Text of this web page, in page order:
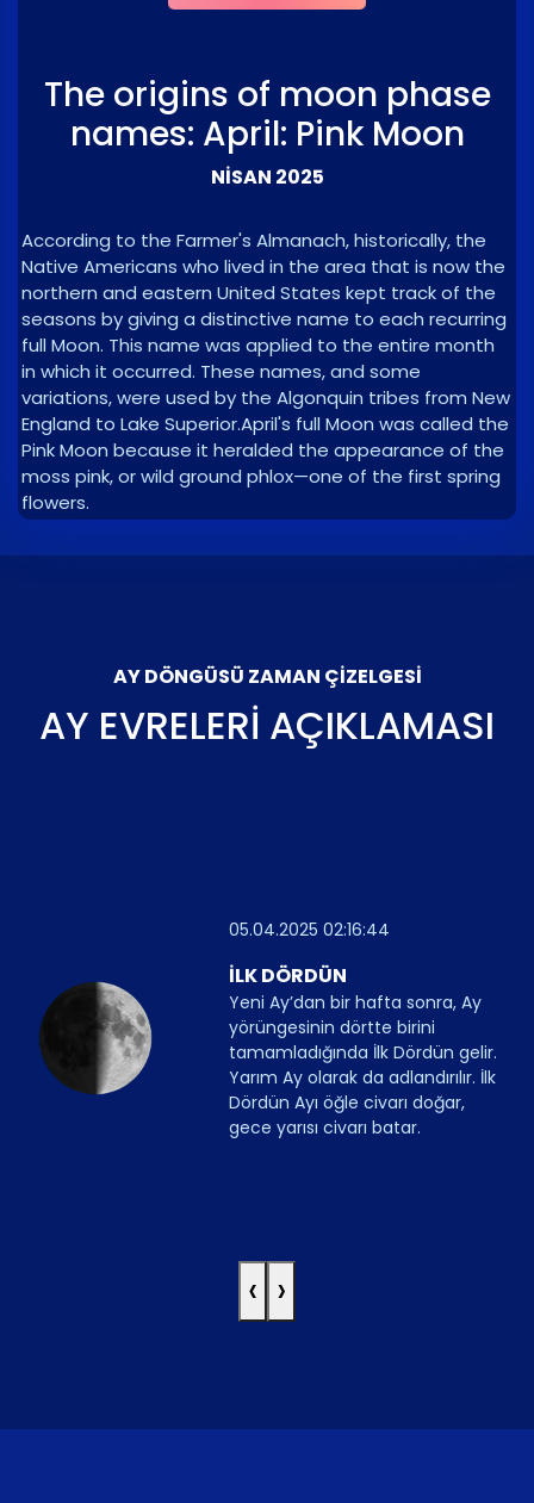
The origins of moon phase
names: April: Pink Moon
NISAN 2025
According to the Farmer's Almanach, historically, the
Native Americans who lived in the area that is now the
northern and eastern United States kept track of the
seasons by giving a distinctive name to each recurring
full Moon. This name was applied to the entire month
in which it occurred. These names, and some
variations, were used by the Algonquin tribes from New
England to Lake Superior.April's full Moon was called the
Pink Moon because it heralded the appearance of the
moss pink, or wild ground phlox—one of the first spring
flowers.
AY DÖNGÜSÜ ZAMAN ÇIZELGESI
AY EVRELERI AÇIKLAMASI
05.04.2025 02:16:44
İLK DÖRDÜN
Yeni Ay’dan bir hafta sonra, Ay
yörüngesinin dörtte birini
tamamladığında İlk Dördün gelir.
Yarım Ay olarak da adlandırılır. İlk
Dördün Ayı öğle civarı doğar,
gece yarısı civarı batar.
‹ ›